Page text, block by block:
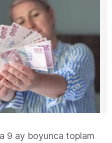
9 ay boyunca toplam